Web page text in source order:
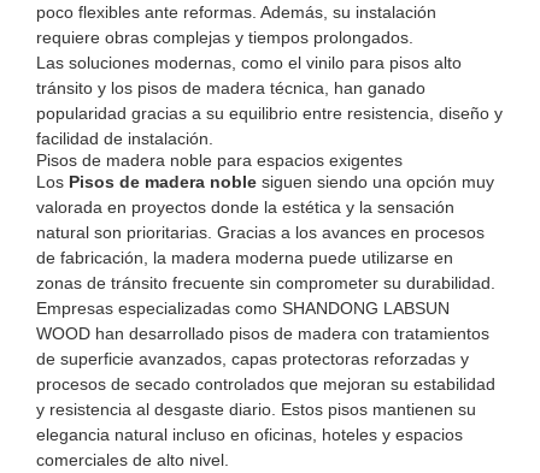
poco flexibles ante reformas. Además, su instalación
requiere obras complejas y tiempos prolongados.
Las soluciones modernas, como el vinilo para pisos alto
tránsito y los pisos de madera técnica, han ganado
popularidad gracias a su equilibrio entre resistencia, diseño y
facilidad de instalación.
Pisos de madera noble para espacios exigentes
Los Pisos de madera noble siguen siendo una opción muy
valorada en proyectos donde la estética y la sensación
natural son prioritarias. Gracias a los avances en procesos
de fabricación, la madera moderna puede utilizarse en
zonas de tránsito frecuente sin comprometer su durabilidad.
Empresas especializadas como SHANDONG LABSUN
WOOD han desarrollado pisos de madera con tratamientos
de superficie avanzados, capas protectoras reforzadas y
procesos de secado controlados que mejoran su estabilidad
y resistencia al desgaste diario. Estos pisos mantienen su
elegancia natural incluso en oficinas, hoteles y espacios
comerciales de alto nivel.